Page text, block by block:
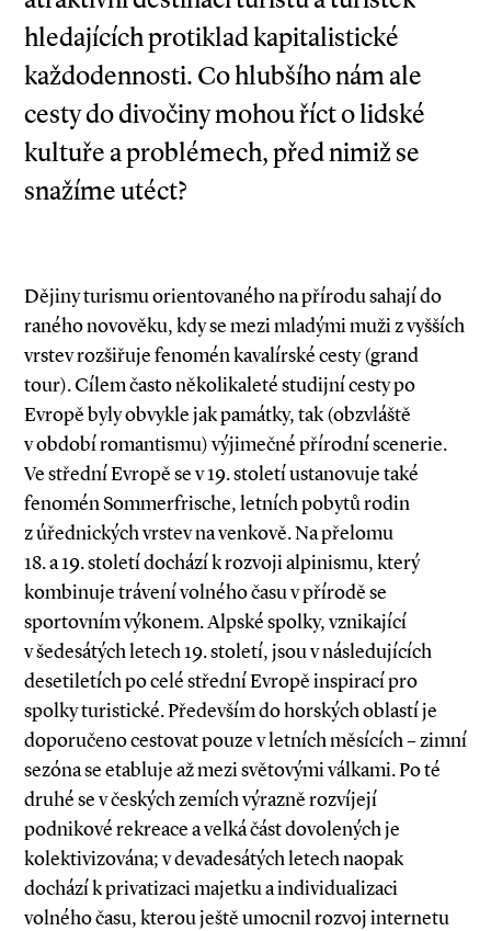
hledajících protiklad kapitalistické
každodennosti. Co hlubšího nám ale
cesty do divočiny mohou říct o lidské
kultuře a problémech, před nimiž se
snažíme utéct?
Dějiny turismu orientovaného na přírodu sahají do
raného novověku, kdy se mezi mladými muži z vyšších
vrstev rozšiřuje fenomén kavalírské cesty (grand
tour). Cílem často několikaleté studijní cesty po
Evropě byly obvykle jak památky, tak (obzvláště
v období romantismu) výjimečné přírodní scenerie.
Ve střední Evropě se v 19. století ustanovuje také
fenomén Sommerfrische, letních pobytů rodin
z úřednických vrstev na venkově. Na přelomu
18. a 19. století dochází k rozvoji alpinismu, který
kombinuje trávení volného času v přírodě se
sportovním výkonem. Alpské spolky, vznikající
v šedesátých letech 19. století, jsou v následujících
desetiletích po celé střední Evropě inspirací pro
spolky turistické. Především do horských oblastí je
doporučeno cestovat pouze v letních měsících – zimní
sezóna se etabluje až mezi světovými válkami. Po té
druhé se v českých zemích výrazně rozvíjejí
podnikové rekreace a velká část dovolených je
kolektivizována; v devadesátých letech naopak
dochází k privatizaci majetku a individualizaci
volného času, kterou ještě umocnil rozvoj internetu